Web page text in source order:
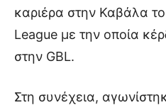
καριέρα στην Καβάλα
League με την οποία
στην GBL.
Στη συνέχεια,